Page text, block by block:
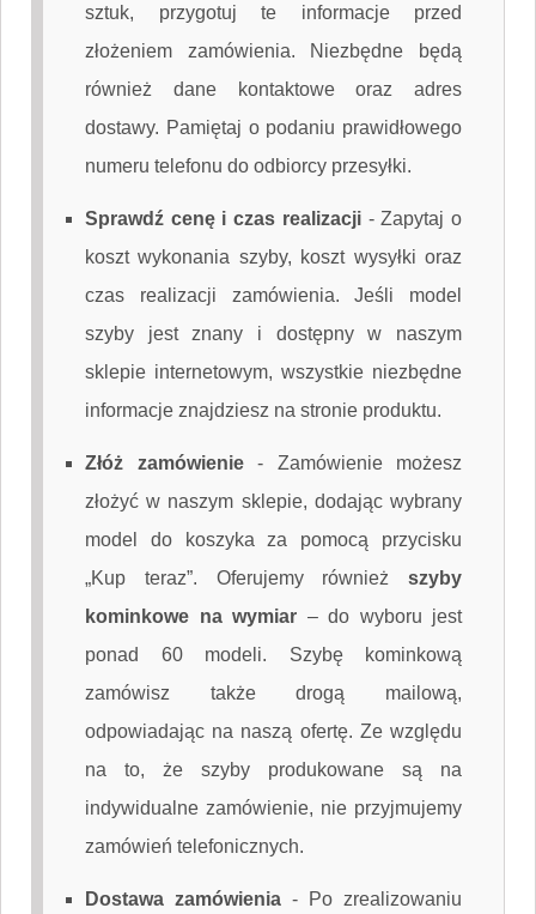
sztuk, przygotuj te informacje przed
złożeniem zamówienia. Niezbędne będą
również dane kontaktowe oraz adres
dostawy. Pamiętaj o podaniu prawidłowego
numeru telefonu do odbiorcy przesyłki.
Sprawdź cenę i czas realizacji-Zapytaj o
koszt wykonania szyby, koszt wysyłki oraz
czas realizacji zamówienia. Jeśli model
szyby jest znany i dostępny w naszym
sklepie internetowym, wszystkie niezbędne
informacje znajdziesz na stronie produktu.
Złóż zamówienie- Zamówienie możesz
złożyć w naszym sklepie, dodając wybrany
model do koszyka za pomocą przycisku
„Kup teraz”. Oferujemy również szyby
kominkowe na wymiar – do wyboru jest
ponad 60 modeli. Szybę kominkową
zamówisz także drogą mailową,
odpowiadając na naszą ofertę. Ze względu
na to, że szyby produkowane są na
indywidualne zamówienie, nie przyjmujemy
zamówień telefonicznych.
Dostawa zamówienia -
Po zrealizowaniu